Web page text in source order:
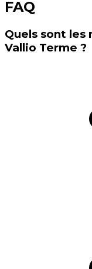
FAQ
Quels sont les
Vallio Terme ?